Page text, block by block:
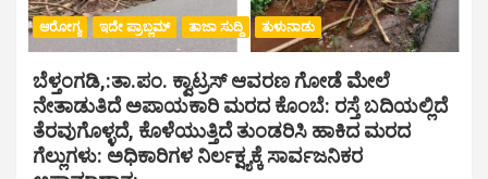
ಆರೋಗ್ಯ ಇದೇ ಪ್ರಾಬ್ಲಮ್ ತಾಜಾ ಸುದ್ದಿ ತುಳುನಾಡು
ಬೆಳ್ತಂಗಡಿ,:ತಾ.ಪಂ‌. ಕ್ವಾಟ್ರಸ್ ಆವರಣ ಗೋಡೆ ಮೇಲೆ
ನೇತಾಡುತಿದೆ ಅಪಾಯಕಾರಿ ಮರದ ಕೊಂಬೆ: ರಸ್ತೆ ಬದಿಯಲ್ಲಿದೆ
ತೆರವುಗೊಳ್ಳದೆ, ಕೊಳೆಯುತ್ತಿದೆ ತುಂಡರಿಸಿ ಹಾಕಿದ ಮರದ
ಗೆಲ್ಲುಗಳು: ಅಧಿಕಾರಿಗಳ ನಿರ್ಲಕ್ಷ್ಯಕ್ಕೆ ಸಾರ್ವಜನಿಕರ